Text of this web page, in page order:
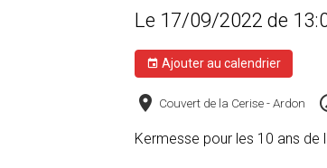
Le 17/09/2022 de
Ajouter au calendrier
Couvert de la Cerise - Ardon
Kermesse pour les 10 ans de